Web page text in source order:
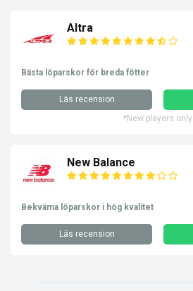
Altra
Bästa löparskor för breda fötter
Läs recension
*New players only
New Balance
Bekväma löparskor i hög kvalitet
Läs recension